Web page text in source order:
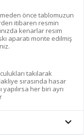
önce tablomuzun
itibaren resmin
kenarlar resim
aparatı monte edilmiş
takılarak
sırasında hasar
her biri ayrı